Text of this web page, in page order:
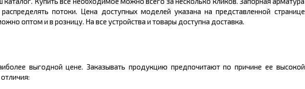
потоки. Цена доступных моделей указана на представленной странице
оптом и в розницу. На все устройства и товары доступна доставка.
выгодной цене. Заказывать продукцию предпочитают по причине ее высокой